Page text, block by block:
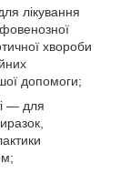
лікування
хвороби
допомоги;
— для